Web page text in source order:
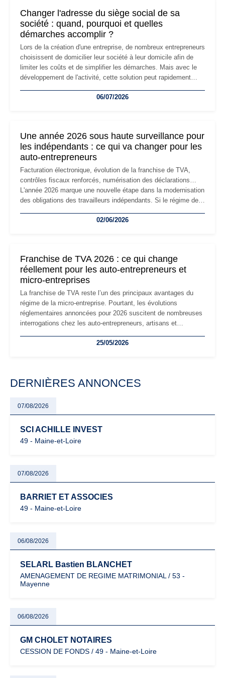
Changer l'adresse du siège social de sa
société : quand, pourquoi et quelles
démarches accomplir ?
Lors de la création d'une entreprise, de nombreux entrepreneurs
choisissent de domicilier leur société à leur domicile afin de
limiter les coûts et de simplifier les démarches. Mais avec le
développement de l'activité, cette solution peut rapidement
professionnels, recrutement, image de marque… Le
06/07/2026
Une année 2026 sous haute surveillance pour
les indépendants : ce qui va changer pour les
auto-entrepreneurs
Facturation électronique, évolution de la franchise de TVA,
contrôles fiscaux renforcés, numérisation des déclarations…
L'année 2026 marque une nouvelle étape dans la modernisation
des obligations des travailleurs indépendants. Si le régime de
les auto-entrepreneurs devront s'adapter à un environnement
02/06/2026
Franchise de TVA 2026 : ce qui change
réellement pour les auto-entrepreneurs et
micro-entreprises
La franchise de TVA reste l’un des principaux avantages du
régime de la micro-entreprise. Pourtant, les évolutions
réglementaires annoncées pour 2026 suscitent de nombreuses
interrogations chez les auto-entrepreneurs, artisans et
facturation ou risque de bascule vers la TVA : les règles
25/05/2026
DERNIÈRES ANNONCES
07/08/2026
SCI ACHILLE INVEST
49 - Maine-et-Loire
07/08/2026
BARRIET ET ASSOCIES
49 - Maine-et-Loire
06/08/2026
SELARL Bastien BLANCHET
AMENAGEMENT DE REGIME MATRIMONIAL / 53 -
Mayenne
06/08/2026
GM CHOLET NOTAIRES
CESSION DE FONDS / 49 - Maine-et-Loire